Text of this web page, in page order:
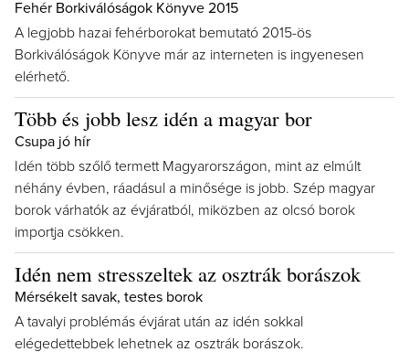
Fehér Borkiválóságok Könyve 2015
A legjobb hazai fehérborokat bemutató 2015-ös
Borkiválóságok Könyve már az interneten is ingyenesen
elérhető.
Több és jobb lesz idén a magyar bor
Csupa jó hír
Idén több szőlő termett Magyarországon, mint az elmúlt
néhány évben, ráadásul a minősége is jobb. Szép magyar
borok várhatók az évjáratból, miközben az olcsó borok
importja csökken.
Idén nem stresszeltek az osztrák borászok
Mérsékelt savak, testes borok
A tavalyi problémás évjárat után az idén sokkal
elégedettebbek lehetnek az osztrák borászok.